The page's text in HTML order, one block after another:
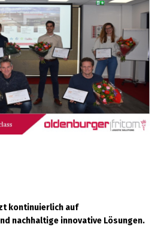
kontinuierlich auf
nachhaltige innovative Lösungen.